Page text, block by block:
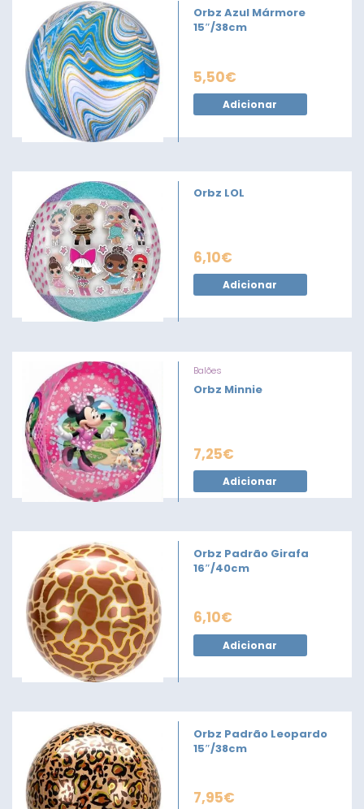
Orbz Azul Mármore
15″/38cm
5,50€
Adicionar
Orbz LOL
6,10€
Adicionar
Balões
Orbz Minnie
7,25€
Adicionar
Orbz Padrão Girafa
16″/40cm
6,10€
Adicionar
Orbz Padrão Leopardo
15″/38cm
7,95€